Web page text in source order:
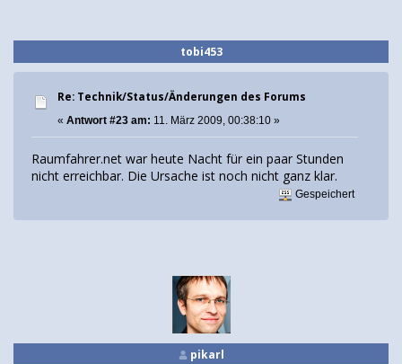
tobi453
Re: Technik/Status/Änderungen des Forums
« Antwort #23 am: 11. März 2009, 00:38:10 »
Raumfahrer.net war heute Nacht für ein paar Stunden
nicht erreichbar. Die Ursache ist noch nicht ganz klar.
Gespeichert
pikarl